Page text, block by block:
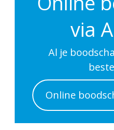
Godebaldkwartier 149
Utrecht 3511DP
Albert Heijn Utrecht
Nachtegaalstraat 55
Utrecht 3581AD
0.7 km
via
Al je
Online